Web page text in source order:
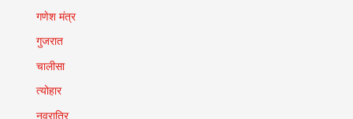
गणेश मंत्र
गुजरात
चालीसा
त्योहार
नवरात्रि